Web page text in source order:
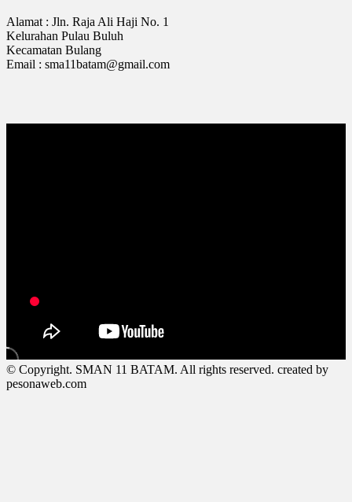
Alamat : Jln. Raja Ali Haji No. 1
Kelurahan Pulau Buluh
Kecamatan Bulang
Email : sma11batam@gmail.com
© Copyright. SMAN 11 BATAM. All rights reserved. created by
pesonaweb.com